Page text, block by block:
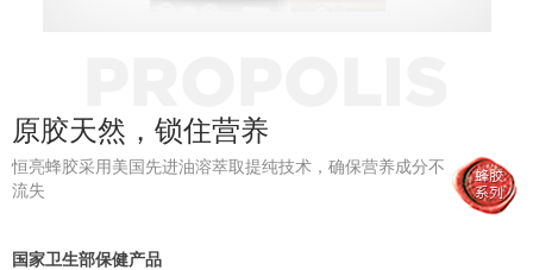
原胶天然，锁住营养
恒亮蜂胶采用美国先进油溶萃取提纯技术，确保营养成分不
流失
国家卫生部保健产品